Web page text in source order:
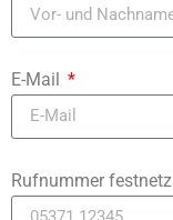
E-Mail
Rufnummer festnetz